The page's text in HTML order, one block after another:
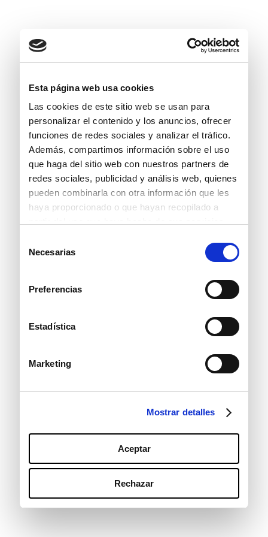
Esta página web usa cookies
Las cookies de este sitio web se usan para
personalizar el contenido y los anuncios, ofrecer
funciones de redes sociales y analizar el tráfico.
Además, compartimos información sobre el uso
que haga del sitio web con nuestros partners de
redes sociales, publicidad y análisis web, quienes
pueden combinarla con otra información que les
haya proporcionado o que hayan recopilado a
deNecesarias
Preferencias
Estadística
Marketing
Mostrar detalles
Aceptar
Rechazar